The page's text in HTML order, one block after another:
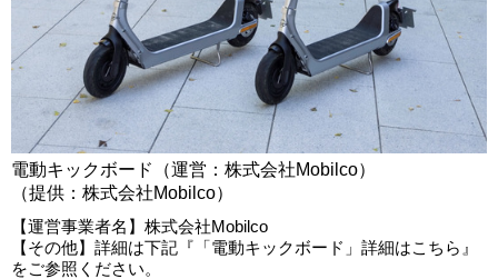
電動キックボード（運営：株式会社Mobilco）
（提供：株式会社Mobilco）
【運営事業者名】株式会社Mobilco
【その他】詳細は下記『「電動キックボード」詳細はこちら』
をご参照ください。